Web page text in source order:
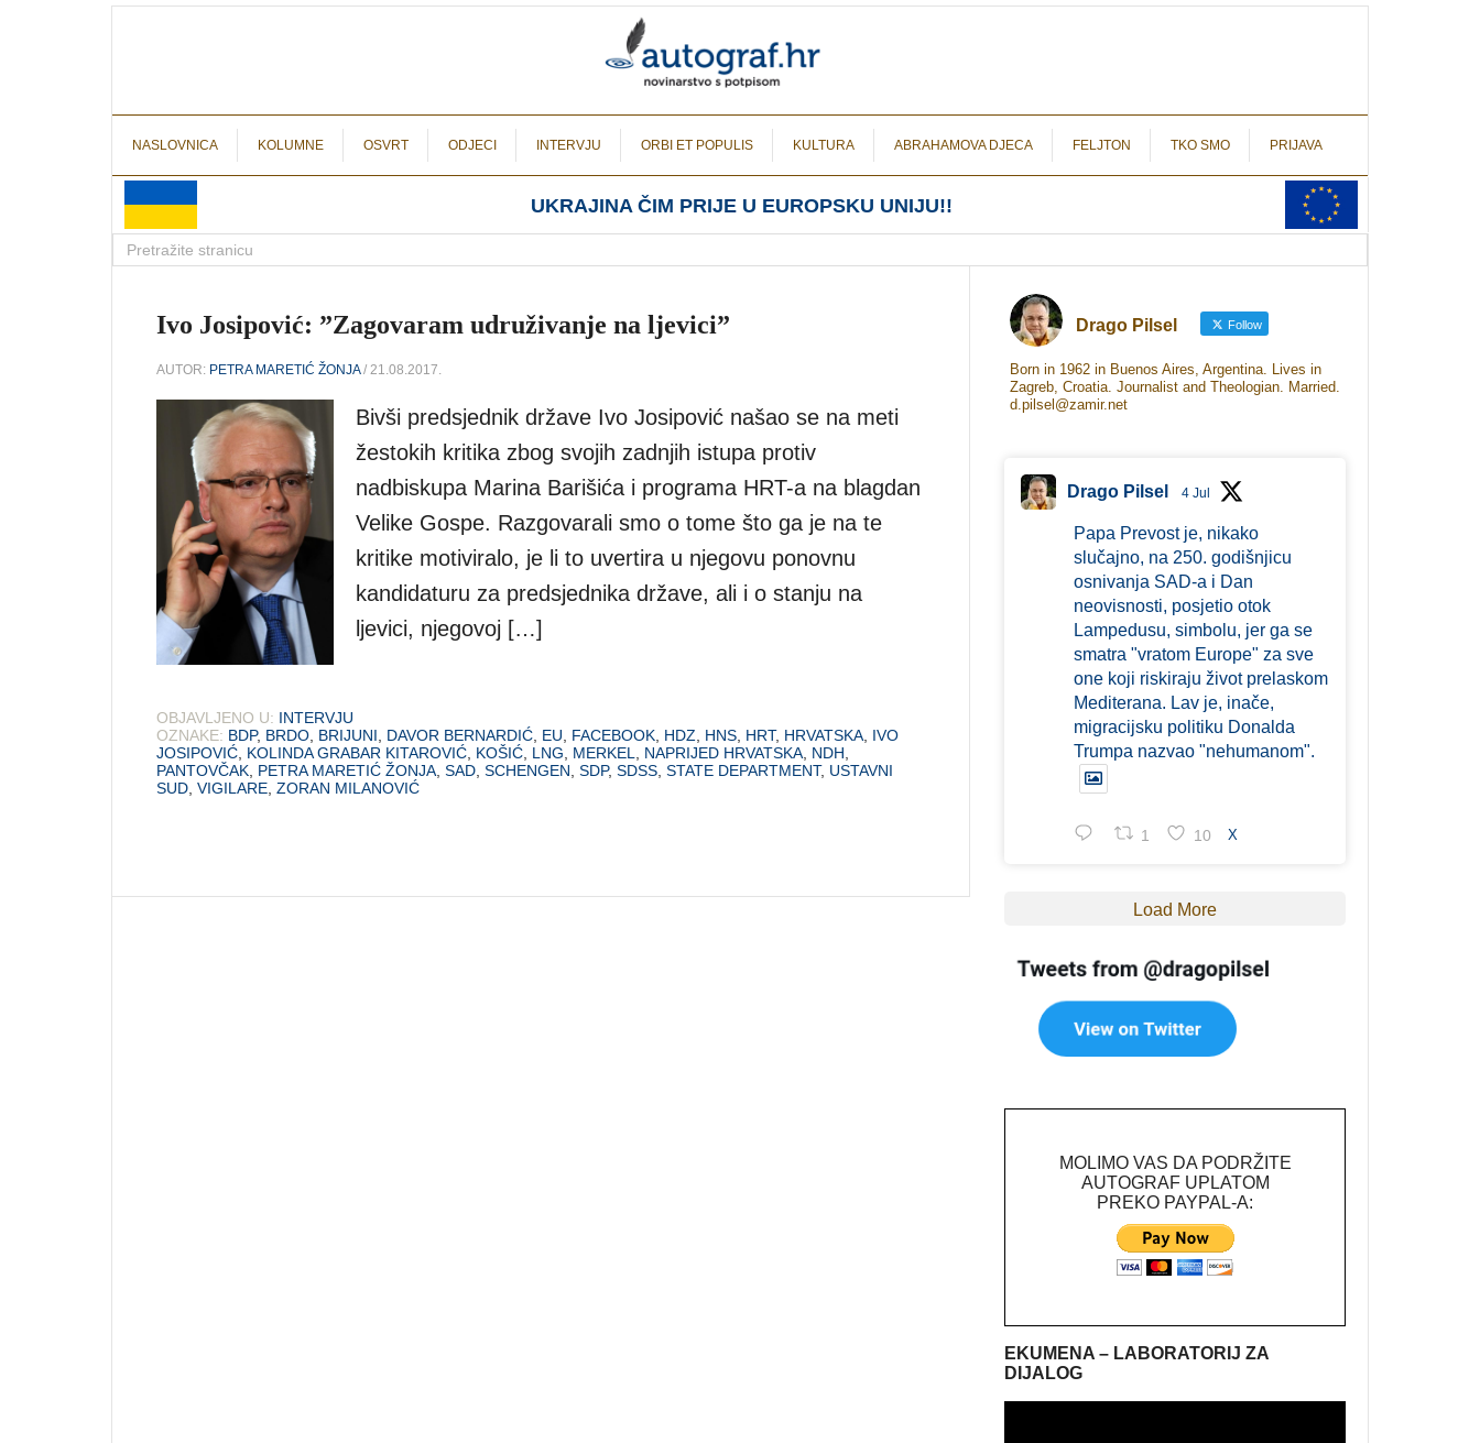
NASLOVNICA KOLUMNE OSVRT ODJECI INTERVJU ORBI ET POPULIS KULTURA ABRAHAMOVA DJECA FELJTON TKO SMO PRIJAVA
UKRAJINA ČIM PRIJE U EUROPSKU UNIJU!!
Ivo Josipović: ”Zagovaram udruživanje na ljevici”
AUTOR: PETRA MARETIĆ ŽONJA/ 21.08.2017.
Bivši predsjednik države Ivo Josipović našao se na meti
žestokih kritika zbog svojih zadnjih istupa protiv
nadbiskupa Marina Barišića i programa HRT-a na blagdan
Velike Gospe. Razgovarali smo o tome što ga je na te
kritike motiviralo, je li to uvertira u njegovu ponovnu
kandidaturu za predsjednika države, ali i o stanju na
ljevici, njegovoj […]
OBJAVLJENO U: INTERVJU
OZNAKE: BDP, BRDO, BRIJUNI, DAVOR BERNARDIĆ, EU, FACEBOOK, HDZ, HNS, HRT, HRVATSKA, IVO
JOSIPOVIĆ, KOLINDA GRABAR KITAROVIĆ, KOŠIĆ, LNG, MERKEL, NAPRIJED HRVATSKA, NDH,
PANTOVČAK, PETRA MARETIĆ ŽONJA, SAD, SCHENGEN, SDP, SDSS, STATE DEPARTMENT, USTAVNI
SUD, VIGILARE, ZORAN MILANOVIĆ
Drago Pilsel Follow
Born in 1962 in Buenos Aires, Argentina. Lives in
Zagreb, Croatia. Journalist and Theologian. Married.
d.pilsel@zamir.net
Drago Pilsel 4 Jul
Papa Prevost je, nikako
slučajno, na 250. godišnjicu
osnivanja SAD-a i Dan
neovisnosti, posjetio otok
Lampedusu, simbolu, jer ga se
smatra "vratom Europe" za sve
one koji riskiraju život prelaskom
Mediterana. Lav je, inače,
migracijsku politiku Donalda
Trumpa nazvao "nehumanom".
1 10 X
Load More
MOLIMO VAS DA PODRŽITE
AUTOGRAF UPLATOM
PREKO PAYPAL-A:
EKUMENA – LABORATORIJ ZA
DIJALOG